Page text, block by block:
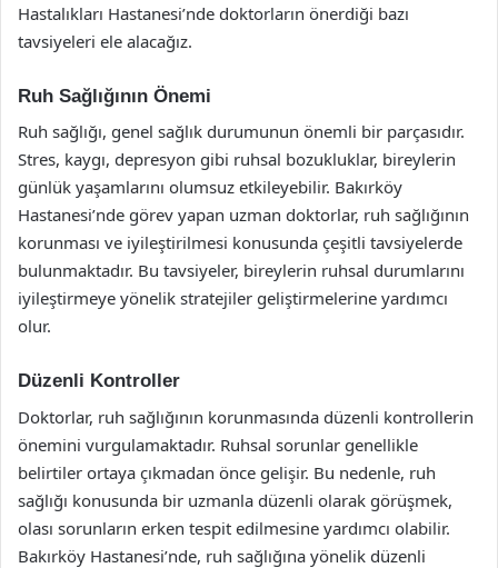
Hastalıkları Hastanesi’nde doktorların önerdiği bazı
tavsiyeleri ele alacağız.
Ruh Sağlığının Önemi
Ruh sağlığı, genel sağlık durumunun önemli bir parçasıdır.
Stres, kaygı, depresyon gibi ruhsal bozukluklar, bireylerin
günlük yaşamlarını olumsuz etkileyebilir. Bakırköy
Hastanesi’nde görev yapan uzman doktorlar, ruh sağlığının
korunması ve iyileştirilmesi konusunda çeşitli tavsiyelerde
bulunmaktadır. Bu tavsiyeler, bireylerin ruhsal durumlarını
iyileştirmeye yönelik stratejiler geliştirmelerine yardımcı
olur.
Düzenli Kontroller
Doktorlar, ruh sağlığının korunmasında düzenli kontrollerin
önemini vurgulamaktadır. Ruhsal sorunlar genellikle
belirtiler ortaya çıkmadan önce gelişir. Bu nedenle, ruh
sağlığı konusunda bir uzmanla düzenli olarak görüşmek,
olası sorunların erken tespit edilmesine yardımcı olabilir.
Bakırköy Hastanesi’nde, ruh sağlığına yönelik düzenli